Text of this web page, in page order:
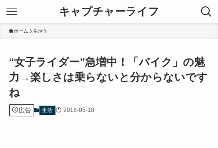
キャプチャーライフ
ホーム 生活
“女子ライダー”急増中！「バイク」の魅
力→楽しさは乗らないと分からないです
ね
広告 生活 2018-05-18